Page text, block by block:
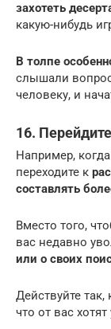
захотеть
какую-нибудь
В толпе
слышали
человеку, и
16.
Например,
переходите к
составлять
Вместо того,
вас недавно
или о своих
Действуйте
что от вас